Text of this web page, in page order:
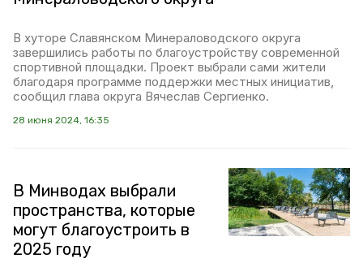
В хуторе Славянском Минераловодского округа
завершились работы по благоустройству современной
спортивной площадки. Проект выбрали сами жители
благодаря программе поддержки местных инициатив,
сообщил глава округа Вячеслав Сергиенко.
28 июня 2024, 16:35
В Минводах выбрали
пространства, которые
могут благоустроить в
2025 году